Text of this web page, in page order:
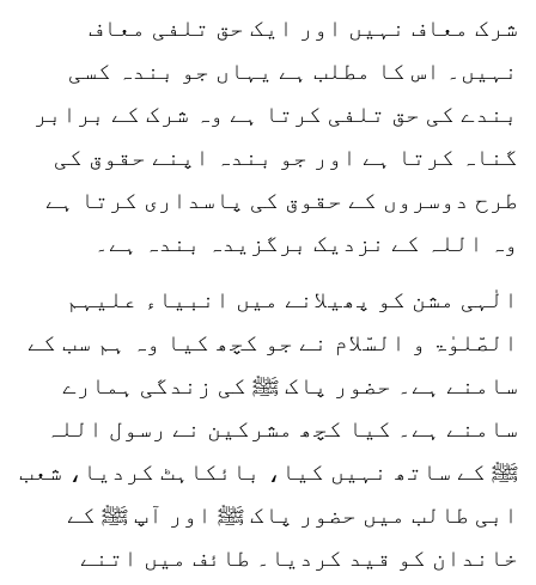
شرک معاف نہیں اور ایک حق تلفی معاف
نہیں۔ اس کا مطلب ہے یہاں جو بندہ کسی
بندے کی حق تلفی کرتا ہے وہ شرک کے برابر
گناہ کرتا ہے اور جو بندہ اپنے حقوق کی
طرح دوسروں کے حقوق کی پاسداری کرتا ہے
وہ اللہ کے نزدیک برگزیدہ بندہ ہے۔
الٰہی مشن کو پھیلانے میں انبیاء علیہم
الصّلوٰۃ و السّلام نے جو کچھ کیا وہ ہم سب کے
سامنے ہے۔ حضور پاک ﷺ کی زندگی ہمارے
سامنے ہے۔ کیا کچھ مشرکین نے رسول اللہ
ﷺ کے ساتھ نہیں کیا، بائکاہٹ کردیا، شعب
ابی طالب میں حضور پاک ﷺ اور آپ ﷺ کے
خاندان کو قید کردیا۔ طائف میں اتنے